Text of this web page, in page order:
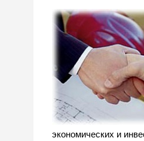
экономических и